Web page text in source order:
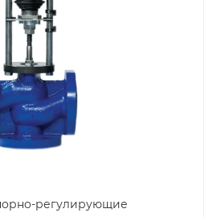
регулирующие